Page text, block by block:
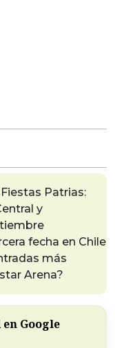
Patrias:
y
fecha en Chile
más
Arena?
Google